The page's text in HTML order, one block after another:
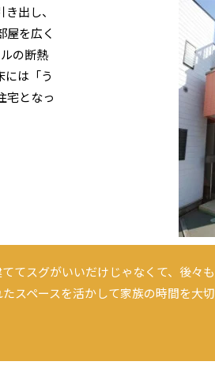
出し、
屋を広く
の断熱
には「う
宅となっ
てスグがいいだけじゃなくて、後々
スペースを活かして家族の時間を大